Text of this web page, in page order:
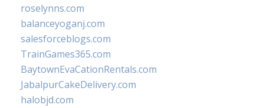
roselynns.com
balanceyoganj.com
salesforceblogs.com
TrainGames365.com
BaytownEvaCationRentals.com
JabalpurCakeDelivery.com
halobjd.com